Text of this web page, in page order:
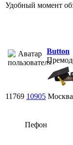
Удобный момент
Button
11769 10905 Москва
Пефон